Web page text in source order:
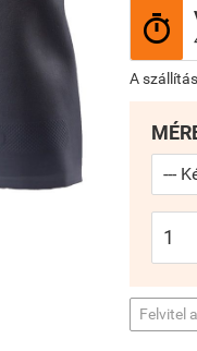

A
Felvitel